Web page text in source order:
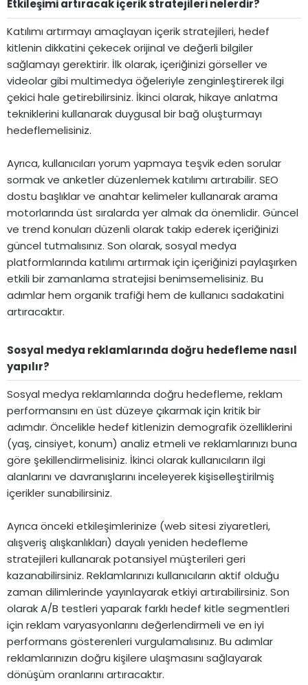
Etkileşimi artıracak içerik stratejileri nelerdir?​
Katılımı artırmayı amaçlayan içerik stratejileri, hedef
kitlenin dikkatini çekecek orijinal ve değerli bilgiler
sağlamayı gerektirir. İlk olarak, içeriğinizi görseller ve
videolar gibi multimedya öğeleriyle zenginleştirerek ilgi
çekici hale getirebilirsiniz. İkinci olarak, hikaye anlatma
tekniklerini kullanarak duygusal bir bağ oluşturmayı
hedeflemelisiniz.
Ayrıca, kullanıcıları yorum yapmaya teşvik eden sorular
sormak ve anketler düzenlemek katılımı artırabilir. SEO
dostu başlıklar ve anahtar kelimeler kullanarak arama
motorlarında üst sıralarda yer almak da önemlidir. Güncel
ve trend konuları düzenli olarak takip ederek içeriğinizi
güncel tutmalısınız. Son olarak, sosyal medya
platformlarında katılımı artırmak için içeriğinizi paylaşırken
etkili bir zamanlama stratejisi benimsemelisiniz. Bu
adımlar hem organik trafiği hem de kullanıcı sadakatini
artıracaktır.
Sosyal medya reklamlarında doğru hedefleme nasıl
yapılır?​
Sosyal medya reklamlarında doğru hedefleme, reklam
performansını en üst düzeye çıkarmak için kritik bir
adımdır. Öncelikle hedef kitlenizin demografik özelliklerini
(yaş, cinsiyet, konum) analiz etmeli ve reklamlarınızı buna
göre şekillendirmelisiniz. İkinci olarak kullanıcıların ilgi
alanlarını ve davranışlarını inceleyerek kişiselleştirilmiş
içerikler sunabilirsiniz.
Ayrıca önceki etkileşimlerinize (web sitesi ziyaretleri,
alışveriş alışkanlıkları) dayalı yeniden hedefleme
stratejileri kullanarak potansiyel müşterileri geri
kazanabilirsiniz. Reklamlarınızı kullanıcıların aktif olduğu
zaman dilimlerinde yayınlayarak etkiyi artırabilirsiniz. Son
olarak A/B testleri yaparak farklı hedef kitle segmentleri
için reklam varyasyonlarını değerlendirmeli ve en iyi
performans gösterenleri vurgulamalısınız. Bu adımlar
reklamlarınızın doğru kişilere ulaşmasını sağlayarak
dönüşüm oranlarını artıracaktır.